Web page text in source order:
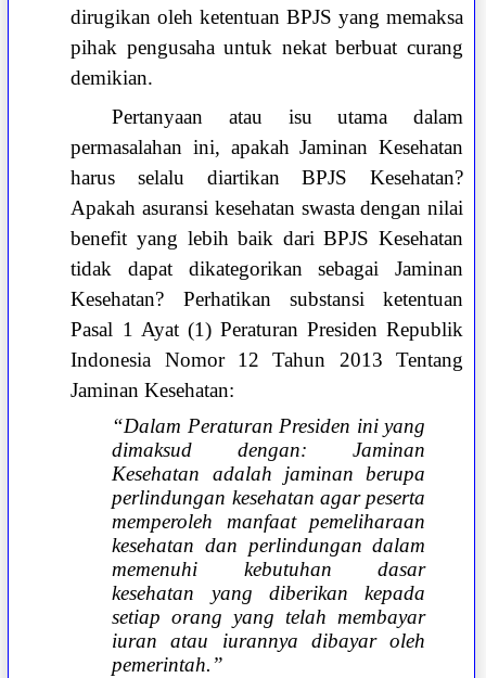
dirugikan oleh ketentuan BPJS yang memaksa
pihak pengusaha untuk nekat berbuat curang
demikian.
Pertanyaan atau isu utama dalam
permasalahan ini, apakah Jaminan Kesehatan
harus selalu diartikan BPJS Kesehatan?
Apakah asuransi kesehatan swasta dengan nilai
benefit yang lebih baik dari BPJS Kesehatan
tidak dapat dikategorikan sebagai Jaminan
Kesehatan? Perhatikan substansi ketentuan
Pasal 1 Ayat (1) Peraturan Presiden Republik
Indonesia Nomor 12 Tahun 2013 Tentang
Jaminan Kesehatan:
“Dalam Peraturan Presiden ini yang
dimaksud dengan: Jaminan
Kesehatan adalah jaminan berupa
perlindungan kesehatan agar peserta
memperoleh manfaat pemeliharaan
kesehatan dan perlindungan dalam
memenuhi kebutuhan dasar
kesehatan yang diberikan kepada
setiap orang yang telah membayar
iuran atau iurannya dibayar oleh
pemerintah.”